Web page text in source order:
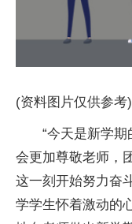
(资料图片仅供参考)
“今天是新学
会更加尊敬老师，
这一刻开始努力奋
学学生怀着激动的